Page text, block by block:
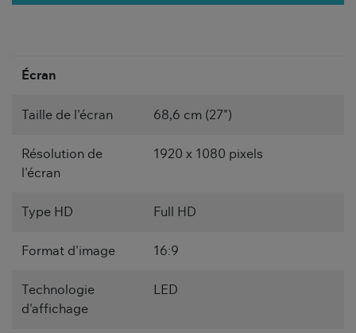
Écran
Taille de l'écran 68,6 cm (27")
Résolution de
l'écran
1920 x 1080 pixels
Type HD Full HD
Format d'image 16:9
Technologie
d'affichage
LED